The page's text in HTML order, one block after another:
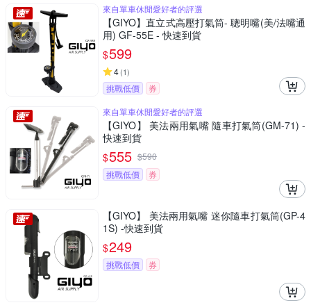
來自單車休閒愛好者的評選
【GIYO】直立式高壓打氣筒- 聰明嘴(美/法嘴通
用) GF-55E - 快速到貨
$599
4(1)
挑戰低價
券
來自單車休閒愛好者的評選
【GIYO】 美法兩用氣嘴 隨車打氣筒(GM-71) -
快速到貨
$555 $590
挑戰低價
券
【GIYO】 美法兩用氣嘴 迷你隨車打氣筒(GP-4
1S) -快速到貨
$249
挑戰低價 券